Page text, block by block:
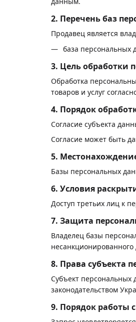
2. Перечень баз
Продавец является
база персональных
3. Цель обработки
Обработка
товаров и услуг
4. Порядок
Согласие субъекта
Согласие может быть
5.
Базы персональных
6. Условия
Доступ третьих лиц к
7. Защита
Владелец базы
8. Права субъекта
Субъект персональных
законодательством
9. Порядок работы